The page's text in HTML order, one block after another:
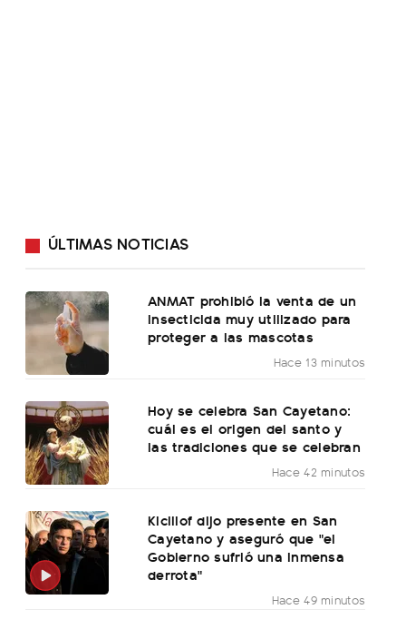
ÚLTIMAS NOTICIAS
ANMAT prohibió la venta de un
insecticida muy utilizado para
proteger a las mascotas
Hace 13 minutos
Hoy se celebra San Cayetano:
cuál es el origen del santo y
las tradiciones que se celebran
Hace 42 minutos
Kicillof dijo presente en San
Cayetano y aseguró que "el
Gobierno sufrió una inmensa
derrota"
Hace 49 minutos